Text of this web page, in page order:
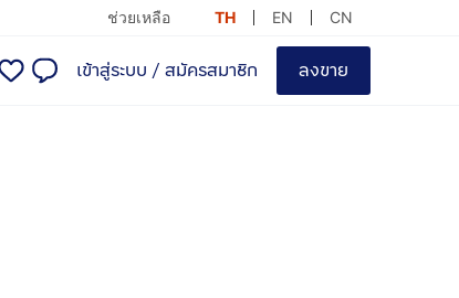
ช่วยเหลือ TH EN CN
เข้าสู่ระบบ / สมัครสมาชิก ลงขาย